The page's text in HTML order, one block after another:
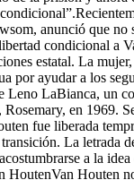
anunció que no
condicional a
estatal. La
por ayudar a los
Leno LaBianca, un
en 1969.
fue liberada
transición. La letrada
a la idea
HoutenVan Houten